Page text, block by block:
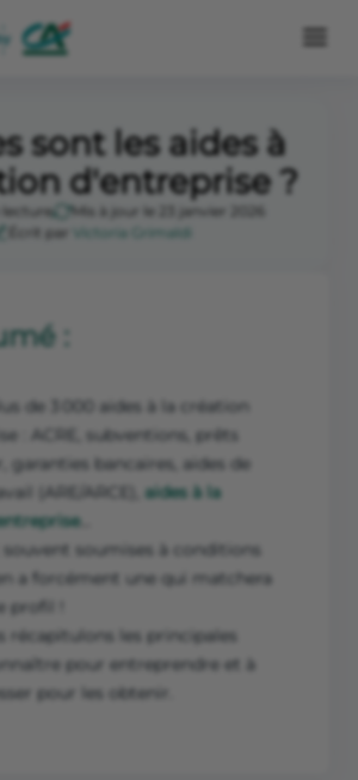
sont les aides à
d'entreprise ?
lecture
Mis à jour le 23 janvier 2026
Écrit par
Victoria Grimaldi
:
de 3 000 aides à la création
: ACRE, subventions, prêts
garanties bancaires, aides de
(ARE/ARCE), aides à la
…
souvent soumises à conditions
a forcément une qui matchera
profil !
récapitulons les principales
pour entreprendre et à
pour les obtenir.